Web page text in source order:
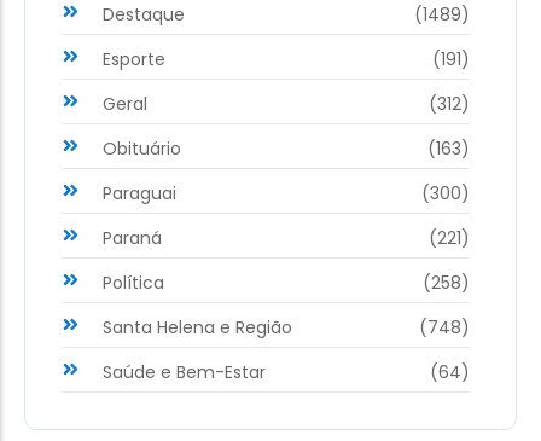
Destaque
(1489)
Esporte
(191)
Geral
(312)
Obituário
(163)
Paraguai
(300)
Paraná
(221)
Política
(258)
Santa Helena e Região
(748)
Saúde e Bem-Estar
(64)